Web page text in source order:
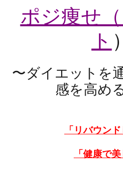
ポジ痩せ
ト ）
〜ダイエットを
感を高め
「リバウンド
「健康で美